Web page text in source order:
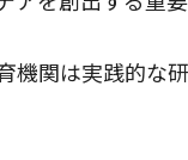
関は実践的な